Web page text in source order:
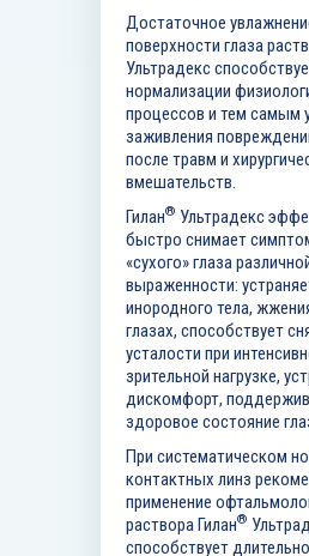
Достаточное
поверхности глаза
Ультрадекс
нормализации
процессов и тем самым
заживления
после травм и
вмешательств.
Гилан® Ультрадекс
быстро снимает
«сухого» глаза
выраженности:
инородного тела,
глазах, способствует
усталости при
зрительной нагрузке,
дискомфорт,
здоровое состояние
При систематическом
контактных линз
применение
раствора Гилан®
способствует